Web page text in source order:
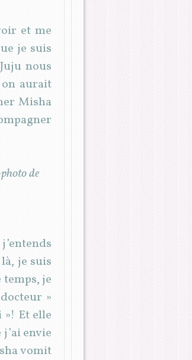
et me
je suis
nous
on aurait
Misha
de
je suis
temps, je
»
»! Et elle
envie
vomit